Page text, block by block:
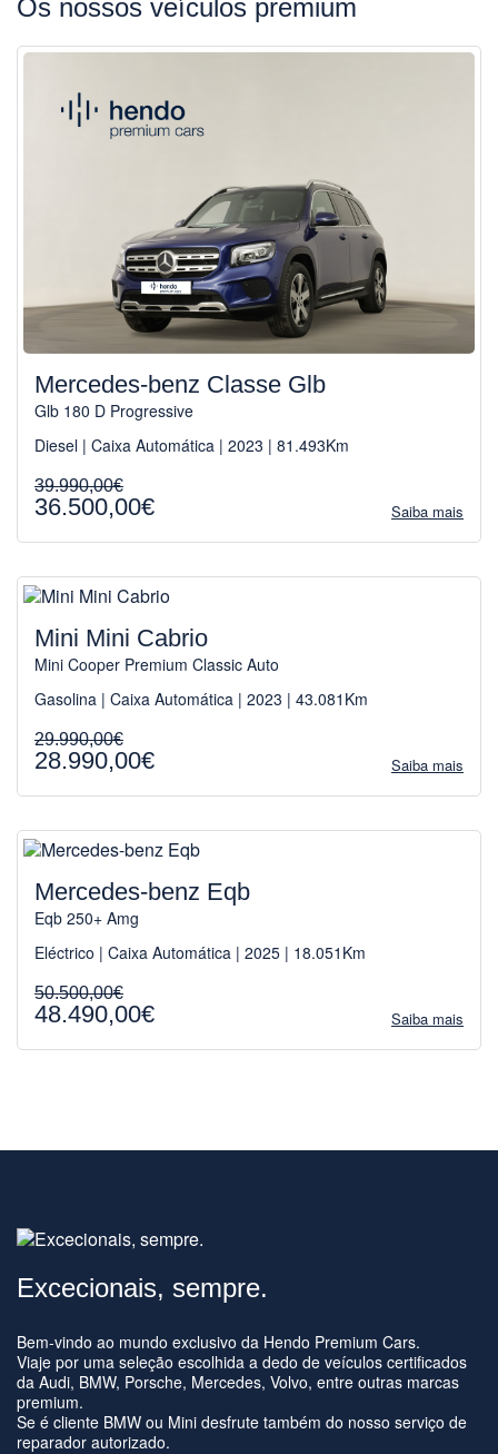
Os nossos veículos premium
Mercedes-benz Classe Glb
Glb 180 D Progressive
Diesel | Caixa Automática | 2023 | 81.493Km
39.990,00€
36.500,00€ Saiba mais
Mini Mini Cabrio
Mini Cooper Premium Classic Auto
Gasolina | Caixa Automática | 2023 | 43.081Km
29.990,00€
28.990,00€ Saiba mais
Mercedes-benz Eqb
Eqb 250+ Amg
Eléctrico | Caixa Automática | 2025 | 18.051Km
50.500,00€
48.490,00€ Saiba mais
Excecionais, sempre.
Bem-vindo ao mundo exclusivo da Hendo Premium Cars.
Viaje por uma seleção escolhida a dedo de veículos certificados
da Audi, BMW, Porsche, Mercedes, Volvo, entre outras marcas
premium.
Se é cliente BMW ou Mini desfrute também do nosso serviço de
reparador autorizado.